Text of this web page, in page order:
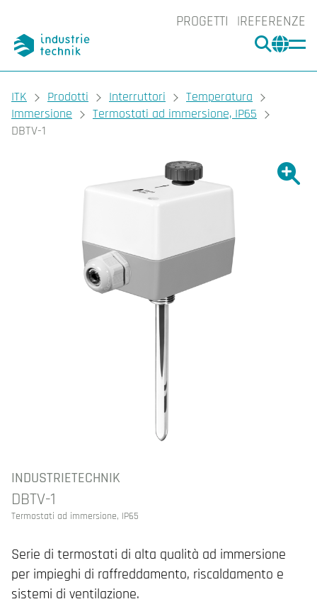
PROGETTI REFERENZE
CERCA
You are here:
ITK Prodotti Interruttori
Temperatura
Immersione
Termostati ad immersione, IP65
DBTV-1
INDUSTRIETECHNIK
DBTV-1
Termostati ad immersione, IP65
Serie di termostati di alta qualità ad immersione
per impieghi di raffreddamento, riscaldamento e
sistemi di ventilazione.